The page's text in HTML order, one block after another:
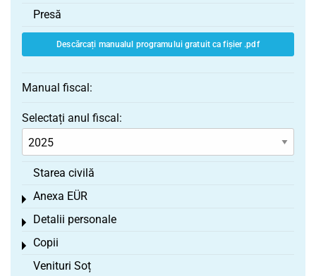
Presă
Descărcați manualul programului gratuit ca fișier .pdf
Manual fiscal:
Selectați anul fiscal:
Starea civilă
Anexa EÜR
Toggle menu
Detalii personale
Toggle menu
Copii
Toggle menu
Venituri Soț